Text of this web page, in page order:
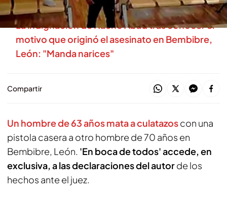
mirada de los vecinos de Bembibre, León
La indignación de Nacho Abad tras conocer el
motivo que originó el asesinato en Bembibre,
León: "Manda narices"
Compartir
Un hombre de 63 años mata a culatazoscon una
pistola casera a otro hombre de 70 años en
Bembibre, León. 'En boca de todos' accede, en
exclusiva, a las declaraciones del autorde los
hechos ante el juez.